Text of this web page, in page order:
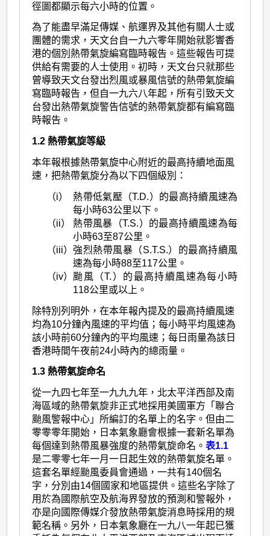
徑圖都顯示每六小時的位置。
為了能盡早滿足傳媒、航運界及其他有關人士或
團體的需求，天文台自一九六零年開始就影響香
港的個別熱帶氣旋編寫臨時報告。這些報告可提
供給有需要的人士使用。初時，天文台只就那些
曾導致天文台發出烈風或暴風信號的熱帶氣旋編
寫臨時報告，但自一九六八年起，所有引致天文
台發出熱帶氣旋警告信號的熱帶氣旋都有編寫臨
時報告。
1.2 熱帶氣旋等級
本年報根據熱帶氣旋中心附近的最高持續地面風
速，把熱帶氣旋分為以下四個級別：
（i）
熱帶低氣壓（T.D.）的最高持續風速為
每小時63公里以下。
（ii）
熱帶風暴（T.S.）的最高持續風速為每
小時63至87公里。
（iii）強烈熱帶風暴（S.T.S.）的最高持續風
速為每小時88至117公里。
（iv） 颱風（T.）的最高持續風速為每小時
118公里或以上。
除特別列明外，在本年報內提及的最高持續風速
均為10分鐘內風速的平均值；每小時平均風速為
該小時前60分鐘內的平均風速；每日雨量為該日
香港時間午夜前24小時內的總雨量。
1.3 熱帶氣旋命名
從一九四七年至一九九九年，北太平洋西部及南
海區域的熱帶氣旋非正式地採用美國軍方「聯合
颱風警報中心」所編訂的名單上的名字。但由二
零零零年開始，日本氣象廳會根據一套新名單為
每個達到熱帶風暴強度的熱帶氣旋命名。表1.1
是二零零七年一月一日起生效的熱帶氣旋名單。
這套名單經颱風委員會通過，一共有140個名
字，分別由14個國家和地區提供。這些名字除了
用於為國際航空及航海界發放的預測和警報外，
亦是向國際傳媒介發放熱帶氣旋消息時採用的規
範名稱。另外，日本氣象廳在一九八一年起已獲